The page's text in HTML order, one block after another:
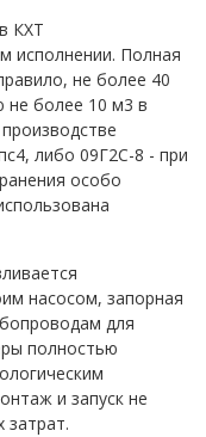
КХТ
исполнении. Полная
не более 40
не более 10 м3 в
либо 09Г2С-8 - при
особо
насосом, запорная
для
полностью
и запуск не
затрат.